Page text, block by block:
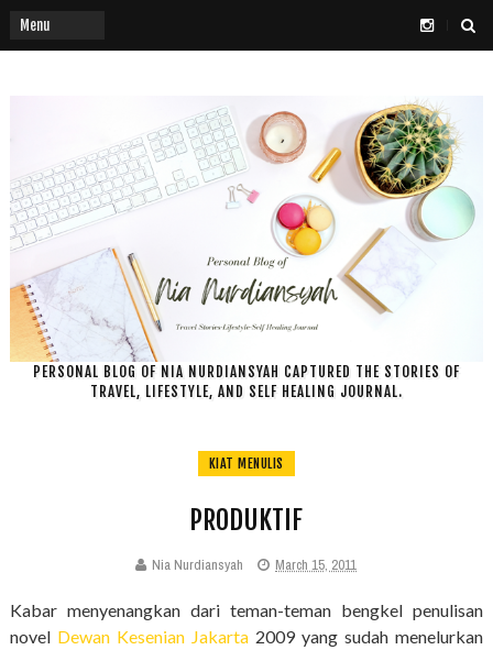
PERSONAL BLOG OF NIA NURDIANSYAH CAPTURED THE STORIES OF
TRAVEL, LIFESTYLE, AND SELF HEALING JOURNAL.
KIAT MENULIS
PRODUKTIF
Nia Nurdiansyah March 15, 2011
Kabar menyenangkan dari teman-teman bengkel penulisan
novel Dewan Kesenian Jakarta 2009 yang sudah menelurkan